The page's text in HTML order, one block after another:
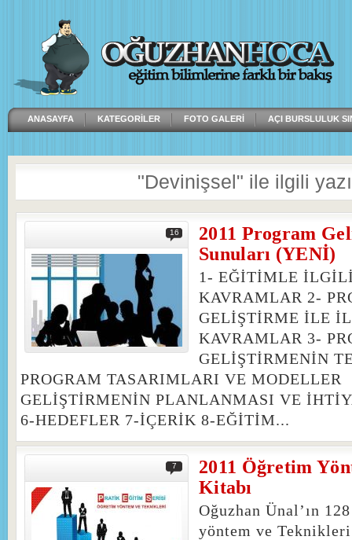
ANASAYFA KATEGORILER FOTO GALERI AÇI BURSLULUK
"Devinişsel" ile ilgili
16
2011 Program
Sunuları (YENİ)
1- EĞİTİMLE
KAVRAMLAR 2-
GELİŞTİRME İLE
KAVRAMLAR 3-
GELİŞTİRMENİN
PROGRAM TASARIMLARI VE MODELLER
GELİŞTİRMENİN PLANLANMASI VE
6-HEDEFLER 7-İÇERİK 8-EĞİTİM...
7
2011 Öğretim
Kitabı
Oğuzhan Ünal’ın
yöntem ve